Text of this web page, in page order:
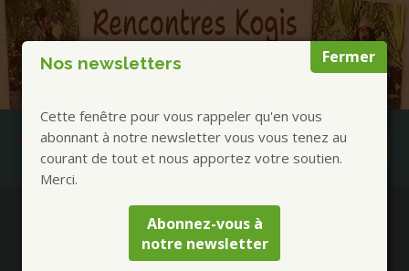
Fermer
Nos newsletters
Cette fenêtre pour vous rappeler qu'en vous
abonnant à notre newsletter vous vous tenez au
courant de tout et nous apportez votre soutien.
Merci.
Abonnez-vous à
notre newsletter
Publications à la Une !
Jacques Vigne – Métaphores du Bouddha